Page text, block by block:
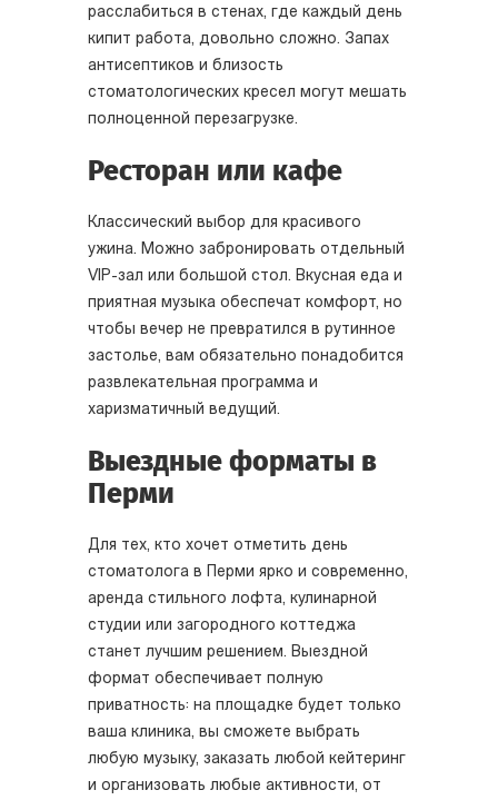
расслабиться в стенах, где каждый день
кипит работа, довольно сложно. Запах
антисептиков и близость
стоматологических кресел могут мешать
полноценной перезагрузке.
Ресторан или кафе
Классический выбор для красивого
ужина. Можно забронировать отдельный
VIP-зал или большой стол. Вкусная еда и
приятная музыка обеспечат комфорт, но
чтобы вечер не превратился в рутинное
застолье, вам обязательно понадобится
развлекательная программа и
харизматичный ведущий.
Выездные форматы в
Перми
Для тех, кто хочет отметить день
стоматолога в Перми ярко и современно,
аренда стильного лофта, кулинарной
студии или загородного коттеджа
станет лучшим решением. Выездной
формат обеспечивает полную
приватность: на площадке будет только
ваша клиника, вы сможете выбрать
любую музыку, заказать любой кейтеринг
и организовать любые активности, от